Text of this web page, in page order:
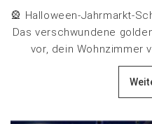
🎡 Halloween-Jahrmarkt-
Das verschwundene
vor, dein Wohnzimmer